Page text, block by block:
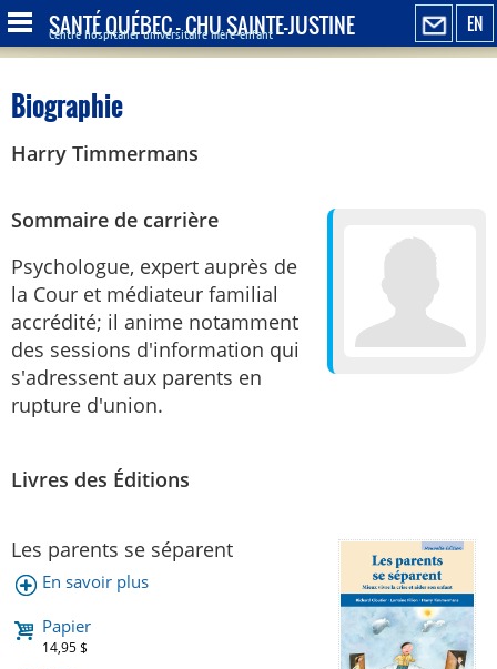
EN
SANTÉ QUÉBEC - CHU SAINTE-JUSTINE
Centre hospitalier universitaire mère-enfant
Biographie
Harry Timmermans
Sommaire de carrière
Psychologue, expert auprès de
la Cour et médiateur familial
accrédité; il anime notamment
des sessions d'information qui
s'adressent aux parents en
rupture d'union.
Livres des Éditions
Les parents se séparent
En savoir plus
Papier
14,95 $